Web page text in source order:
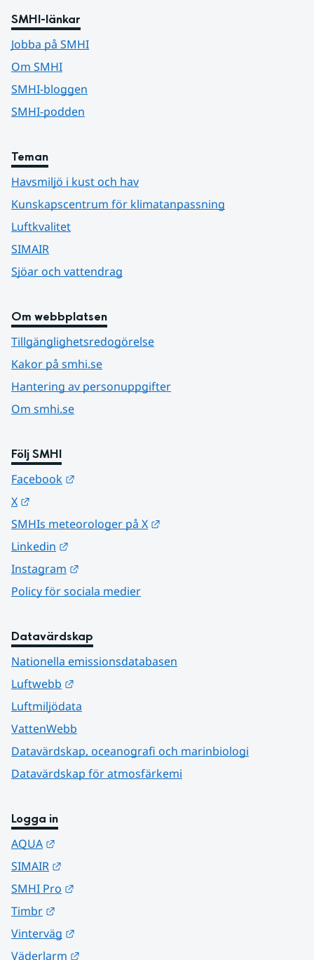
SMHI-länkar
Jobba på SMHI
Om SMHI
SMHI-bloggen
SMHI-podden
Teman
Havsmiljö i kust och hav
Kunskapscentrum för klimatanpassning
Luftkvalitet
SIMAIR
Sjöar och vattendrag
Om webbplatsen
Tillgänglighetsredogörelse
Kakor på smhi.se
Hantering av personuppgifter
Om smhi.se
Följ SMHI
Facebook
X
SMHIs meteorologer på X
Linkedin
Instagram
Policy för sociala medier
Datavärdskap
Nationella emissionsdatabasen
Luftwebb
Luftmiljödata
VattenWebb
Datavärdskap, oceanografi och marinbiologi
Datavärdskap för atmosfärkemi
Logga in
AQUA
SIMAIR
SMHI Pro
Timbr
Vinterväg
Väderlarm